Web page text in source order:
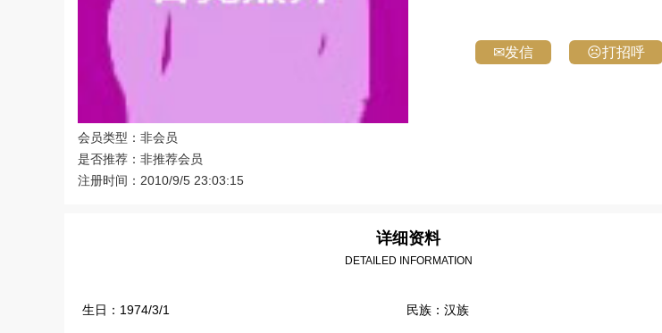
会员类型：非会员
是否推荐：非推荐会员
注册时间：2010/9/5 23:03:15
✉发信 ☹打招呼
详细资料
DETAILED INFORMATION
生日：1974/3/1 民族：汉族